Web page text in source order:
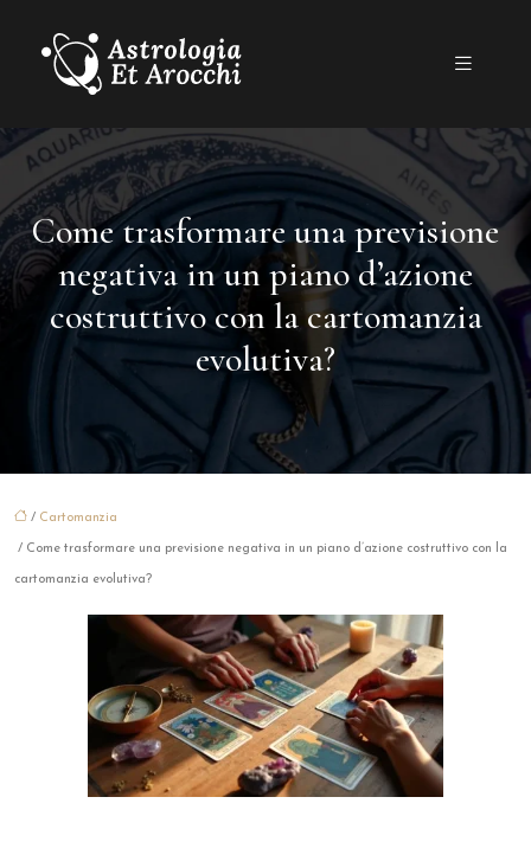
Come trasformare una previsione
negativa in un piano d’azione
costruttivo con la cartomanzia
evolutiva?
/ Cartomanzia
/ Come trasformare una previsione negativa in un piano d’azione costruttivo con la
cartomanzia evolutiva?